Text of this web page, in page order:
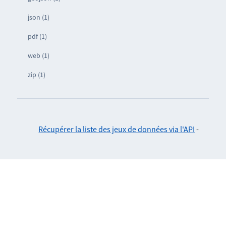
json (1)
pdf (1)
web (1)
zip (1)
Récupérer la liste des jeux de données via l'API -